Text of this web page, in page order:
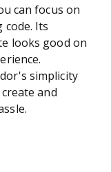
can focus on
Its
looks good on
simplicity
and